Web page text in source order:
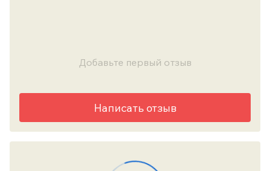
Добавьте первый отзыв
Написать отзыв